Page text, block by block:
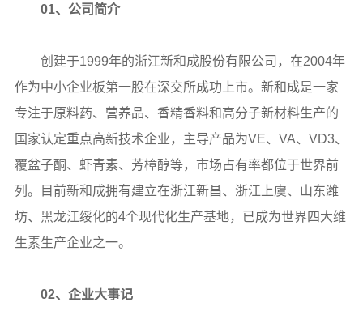
01、公司简介
创建于1999年的浙江新和成股份有限公司，在2004年
作为中小企业板第一股在深交所成功上市。新和成是一家
专注于原料药、营养品、香精香料和高分子新材料生产的
国家认定重点高新技术企业，主导产品为VE、VA、VD3、
覆盆子酮、虾青素、芳樟醇等，市场占有率都位于世界前
列。目前新和成拥有建立在浙江新昌、浙江上虞、山东潍
坊、黑龙江绥化的4个现代化生产基地，已成为世界四大维
生素生产企业之一。
02、企业大事记